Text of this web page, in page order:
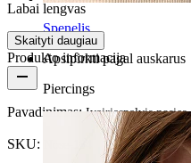
Spenelis
Apsipirkti pagal auskarus
Piercings
Labai lengvas
Skaityti daugiau
Produkto informacija
Pavadinimas:Įvairiaspalvis nosies
SKU: